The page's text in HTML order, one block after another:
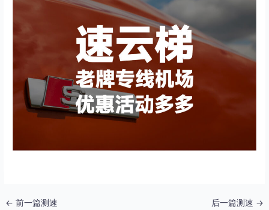
← 前一篇测速 后一篇测速 →